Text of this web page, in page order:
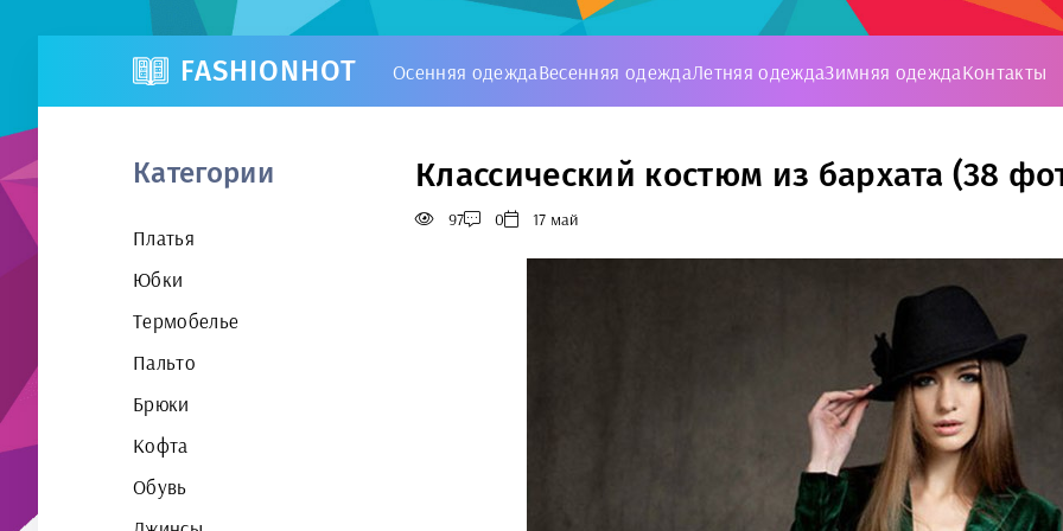
FASHIONHOT Осенняя одеждаВесенняя одеждаЛетняя одеждаЗимняя одеждаКонтакты
Категории
Платья
Юбки
Термобелье
Пальто
Брюки
Кофта
Обувь
Классический костюм из бархата (38
97 0 17 май